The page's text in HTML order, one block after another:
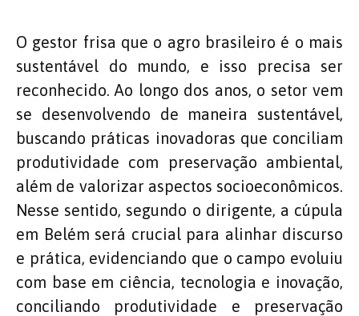
O gestor frisa que o agro brasileiro é o mais
sustentável do mundo, e isso precisa ser
reconhecido. Ao longo dos anos, o setor vem
se desenvolvendo de maneira sustentável,
buscando práticas inovadoras que conciliam
produtividade com preservação ambiental,
além de valorizar aspectos socioeconômicos.
Nesse sentido, segundo o dirigente, a cúpula
em Belém será crucial para alinhar discurso
e prática, evidenciando que o campo evoluiu
com base em ciência, tecnologia e inovação,
conciliando produtividade e preservação